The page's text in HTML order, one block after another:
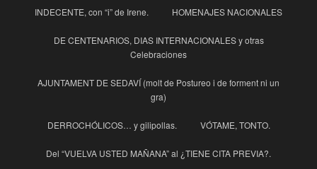
INDECENTE, con “i” de Irene. HOMENAJES NACIONALES
DE CENTENARIOS, DIAS INTERNACIONALES y otras
Celebraciones
AJUNTAMENT DE SEDAVÍ (molt de Postureo i de forment ni un
gra)
DERROCHÓLICOS… y gilipollas. VÓTAME, TONTO.
Del “VUELVA USTED MAÑANA” al ¿TIENE CITA PREVIA?.